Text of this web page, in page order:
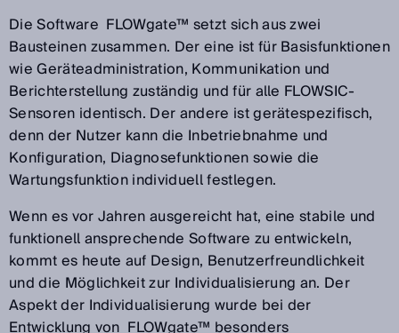
Die Software FLOWgate™ setzt sich aus zwei
Bausteinen zusammen. Der eine ist für Basisfunktionen
wie Geräteadministration, Kommunikation und
Berichterstellung zuständig und für alle FLOWSIC-
Sensoren identisch. Der andere ist gerätespezifisch,
denn der Nutzer kann die Inbetriebnahme und
Konfiguration, Diagnosefunktionen sowie die
Wartungsfunktion individuell festlegen.
Wenn es vor Jahren ausgereicht hat, eine stabile und
funktionell ansprechende Software zu entwickeln,
kommt es heute auf Design, Benutzerfreundlichkeit
und die Möglichkeit zur Individualisierung an. Der
Aspekt der Individualisierung wurde bei der
Entwicklung von FLOWgate™ besonders